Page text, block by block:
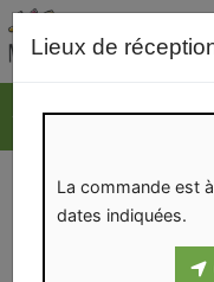
Lieux de
La commande est
dates indiquées.
VISAGE